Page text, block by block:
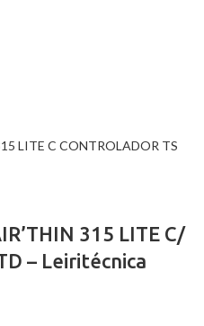
315 LITE C/
– Leiritécnica